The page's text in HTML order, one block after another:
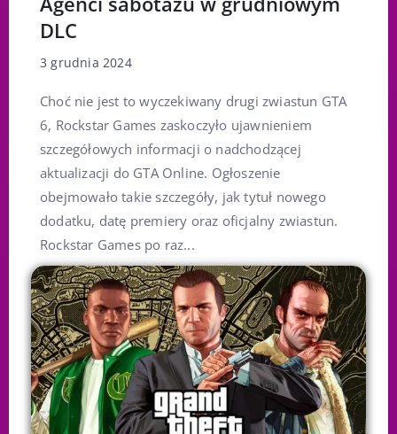
DLC
3 grudnia 2024
Choć nie jest to wyczekiwany drugi zwiastun GTA
6, Rockstar Games zaskoczyło ujawnieniem
szczegółowych informacji o nadchodzącej
aktualizacji do GTA Online. Ogłoszenie
obejmowało takie szczegóły, jak tytuł nowego
dodatku, datę premiery oraz oficjalny zwiastun.
Rockstar Games po raz...